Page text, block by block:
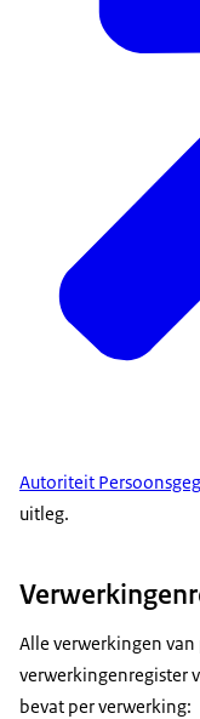
Autoriteit
uitleg.
Alle verwerkingen
verwerkingenregister
bevat per verwerking: